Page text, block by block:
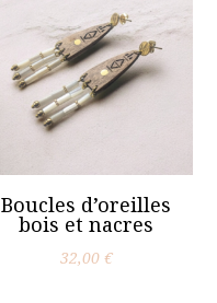
Boucles d’oreilles
bois et nacres
32,00 €